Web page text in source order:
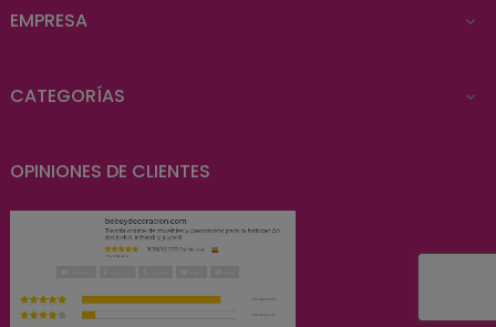
EMPRESA 
CATEGORÍAS 
OPINIONES DE CLIENTES